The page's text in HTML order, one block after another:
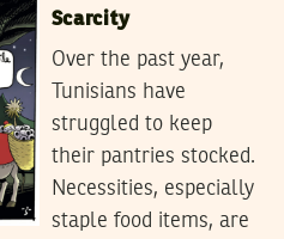
Scarcity
Over the past year,
Tunisians have
struggled to keep
their pantries stocked.
Necessities, especially
staple food items, are